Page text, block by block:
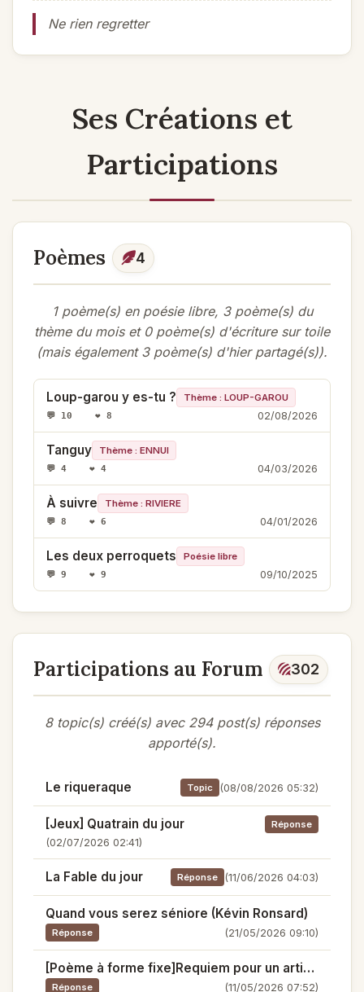
Ne rien regretter
Ses Créations et
Participations
Poèmes 4
1 poème(s) en poésie libre, 3 poème(s) du
thème du mois et 0 poème(s) d'écriture sur toile
(mais également 3 poème(s) d'hier partagé(s)).
Loup-garou y es-tu ? Thème : LOUP-GAROU
💬 10 ❤️ 8 02/08/2026
Tanguy Thème : ENNUI
💬 4 ❤️ 4 04/03/2026
À suivre Thème : RIVIERE
💬 8 ❤️ 6 04/01/2026
Les deux perroquets Poésie libre
💬 9 ❤️ 9 09/10/2025
Participations au Forum 302
8 topic(s) créé(s) avec 294 post(s) réponses
apporté(s).
Le riqueraque Topic (08/08/2026 05:32)
[Jeux] Quatrain du jour Réponse
(02/07/2026 02:41)
La Fable du jour Réponse (11/06/2026 04:03)
Quand vous serez séniore (Kévin Ronsard)
Réponse (21/05/2026 09:10)
[Poème à forme fixe]Requiem pour un artichaut
Réponse (11/05/2026 07:52)